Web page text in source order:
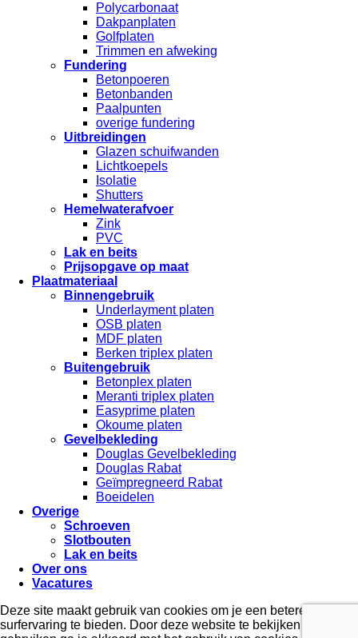
Polycarbonaat
Dakpanplaten
Golfplaten
Trimmen en afweking
Fundering
Betonpoeren
Betonbanden
Paalpunten
overige fundering
Uitbreidingen
Glazen schuifwanden
Lichtkoepels
Isolatie
Shutters
Hemelwaterafvoer
Zink
PVC
Lak en beits
Prijsopgave op maat
Plaatmateriaal
Binnengebruik
Underlayment platen
OSB platen
MDF platen
Berken triplex platen
Buitengebruik
Betonplex platen
Meranti triplex platen
Easyprime platen
Okoume platen
Gevelbekleding
Douglas Gevelbekleding
Douglas Rabat
Geïmpregneerd Rabat
Boeidelen
Overige
Schroeven
Slotbouten
Lak en beits
Over ons
Vacatures
Deze site maakt gebruik van cookies om je een betere
surfervaring te bieden. Door deze website te bekijken en te